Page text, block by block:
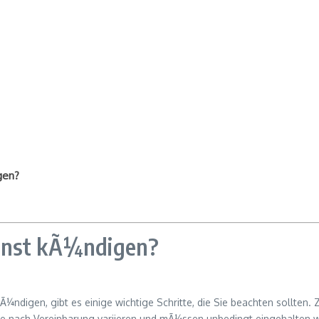
kÃ¼ndigen?
gibt es einige wichtige Schritte, die Sie beachten sollten.